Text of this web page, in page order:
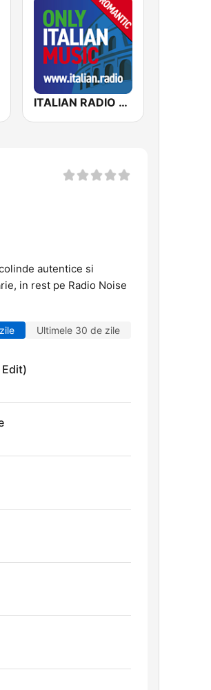
ITALIAN RADIO - ITALIAN.radio
autentice si
in rest pe Radio Noise
Ultimele 30 de zile